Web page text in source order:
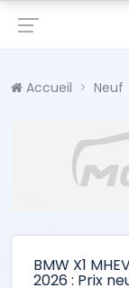
Accueil Neuf
BMW X1
2026 : Prix